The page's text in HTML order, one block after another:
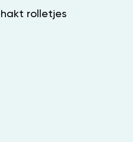
rolletjes